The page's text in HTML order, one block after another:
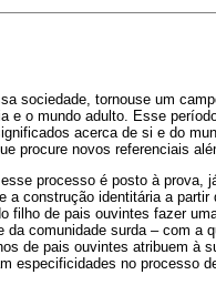
sociedade, tornouse um
e o mundo adulto. Esse
acerca de si e do
procure novos referenciais
processo é posto à prova,
a construção identitária a
filho de pais ouvintes fazer
da comunidade surda – com a
de pais ouvintes atribuem à
especificidades no processo